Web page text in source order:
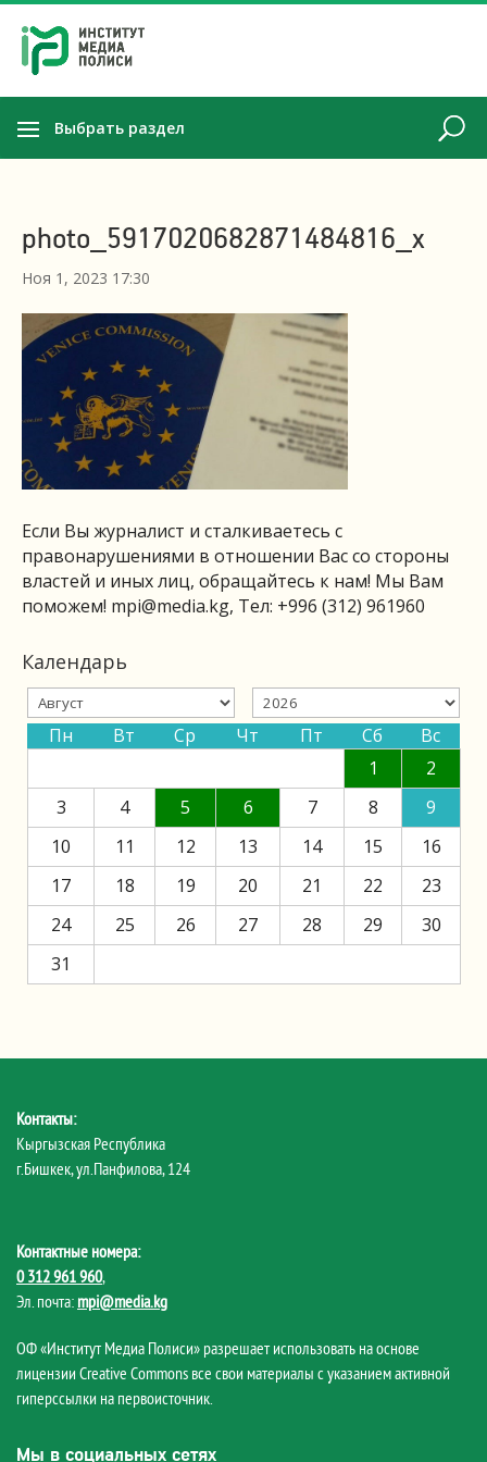
Выбрать раздел
photo_5917020682871484816_x
Ноя 1, 2023 17:30
Если Вы журналист и сталкиваетесь с
правонарушениями в отношении Вас со стороны
властей и иных лиц, обращайтесь к нам! Мы Вам
поможем! mpi@media.kg, Тел: +996 (312) 961960
Календарь
Пн Вт Ср Чт Пт Сб
Вс
1
2
3
4 5 6 7 8
9
10
11 12 13 14 15
16
17
18 19 20 21 22
23
24
25 26 27 28 29
30
31
Контакты:
Кыргызская Республика
г.Бишкек, ул.Панфилова, 124
Контактные номера:
0 312 961 960,
Эл. почта: mpi@media.kg
ОФ «Институт Медиа Полиси» разрешает использовать на основе
лицензии Creative Commons все свои материалы с указанием активной
гиперссылки на первоисточник.
Мы в социальных сетях